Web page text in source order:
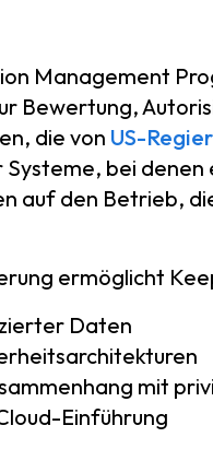
Management
Bewertung,
die von US-
bei
auf den Betrieb,
ermöglicht
Daten
mit
Einführung